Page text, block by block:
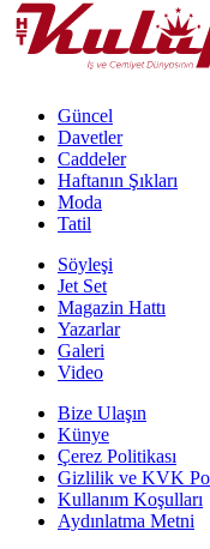
Güncel
Davetler
Caddeler
Haftanın Şıkları
Moda
Tatil
Söyleşi
Jet Set
Magazin Hattı
Yazarlar
Galeri
Video
Bize Ulaşın
Künye
Çerez Politikası
Gizlilik ve KVK
Kullanım Koşulları
Aydınlatma Metni